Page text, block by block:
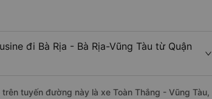
đi Bà Rịa - Bà Rịa-Vũng Tàu từ Quận
tuyến đường này là xe Toàn Thắng - Vũng Tàu,